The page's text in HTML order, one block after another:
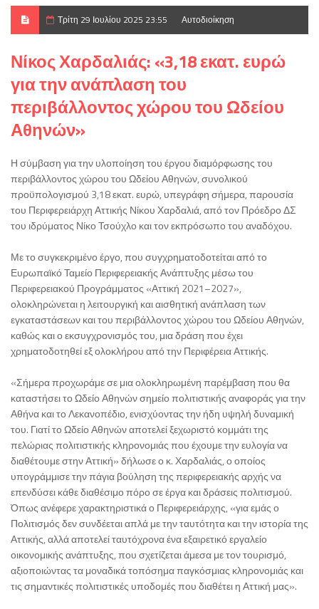
Τρίτη 29 Ιουλίου 2025 23:55 Αυτοδιοίκηση
Νίκος Χαρδαλιάς: «3,18 εκατ. ευρώ
για την ανάπλαση του
περιβάλλοντος χώρου του Ωδείου
Αθηνών»
Η σύμβαση για την υλοποίηση του έργου διαμόρφωσης του
περιβάλλοντος χώρου του Ωδείου Αθηνών, συνολικού
προϋπολογισμού 3,18 εκατ. ευρώ, υπεγράφη σήμερα, παρουσία
του Περιφερειάρχη Αττικής Νίκου Χαρδαλιά, από τον Πρόεδρο ΔΣ
του ιδρύματος Νίκο Τσούχλο και τον εκπρόσωπο του αναδόχου.
Με το συγκεκριμένο έργο, που συγχρηματοδοτείται από το
Ευρωπαϊκό Ταμείο Περιφερειακής Ανάπτυξης μέσω του
Περιφερειακού Προγράμματος «Αττική 2021–2027»,
ολοκληρώνεται η λειτουργική και αισθητική ανάπλαση των
εγκαταστάσεων και του περιβάλλοντος χώρου του Ωδείου Αθηνών,
καθώς και ο εκσυγχρονισμός του, μια δράση που έχει
χρηματοδοτηθεί εξ ολοκλήρου από την Περιφέρεια Αττικής.
«Σήμερα προχωράμε σε μια ολοκληρωμένη παρέμβαση που θα
καταστήσει το Ωδείο Αθηνών σημείο πολιτιστικής αναφοράς για την
Αθήνα και το Λεκανοπέδιο, ενισχύοντας την ήδη υψηλή δυναμική
του. Γιατί το Ωδείο Αθηνών αποτελεί ξεχωριστό κομμάτι της
πελώριας πολιτιστικής κληρονομιάς που έχουμε την ευλογία να
διαθέτουμε στην Αττική» δήλωσε ο κ. Χαρδαλιάς, ο οποίος
υπογράμμισε την πάγια βούληση της περιφερειακής αρχής να
επενδύσει κάθε διαθέσιμο πόρο σε έργα και δράσεις πολιτισμού.
Όπως ανέφερε χαρακτηριστικά ο Περιφερειάρχης, «για εμάς ο
Πολιτισμός δεν συνδέεται απλά με την ταυτότητα και την ιστορία της
Αττικής, αλλά αποτελεί ταυτόχρονα ένα εξαιρετικό εργαλείο
οικονομικής ανάπτυξης, που σχετίζεται άμεσα με τον τουρισμό,
αξιοποιώντας τα μοναδικά τοπόσημα παγκόσμιας κληρονομιάς και
τις σημαντικές πολιτιστικές υποδομές που διαθέτει η Αττική μας».